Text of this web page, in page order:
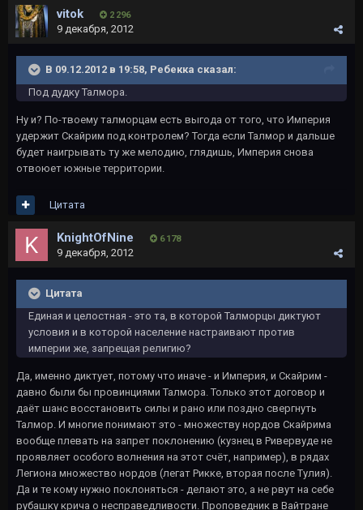
vitok 2 296
9 декабря, 2012
В 09.12.2012 в 19:58, Ребекка сказал:
Под дудку Талмора.
Ну и? По-твоему талморцам есть выгода от того, что Империя
удержит Скайрим под контролем? Тогда если Талмор и дальше
будет наигрывать ту же мелодию, глядишь, Империя снова
отвоюет южные территории.
Цитата
KnightOfNine 6 178
9 декабря, 2012
Цитата
Единая и целостная - это та, в которой Талморцы диктуют
условия и в которой население настраивают против
империи же, запрещая религию?
Да, именно диктует, потому что иначе - и Империя, и Скайрим -
давно были бы провинциями Талмора. Только этот договор и
даёт шанс восстановить силы и рано или поздно свергнуть
Талмор. И многие понимают это - множеству нордов Скайрима
вообще плевать на запрет поклонению (кузнец в Ривервуде не
проявляет особого волнения на этот счёт, например), в рядах
Легиона множество нордов (легат Рикке, вторая после Тулия).
Да и те кому нужно поклоняться - делают это, а не рвут на себе
рубашку крича о несправедливости. Проповедник в Вайтране